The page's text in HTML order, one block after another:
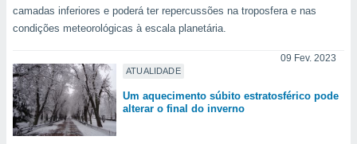
IP e
possam
seus
com
qual se
camadas inferiores e poderá ter repercussões na troposfera e nas
condições meteorológicas à escala planetária.
ATUALIDADE
09 Fev. 2023
Um aquecimento súbito estratosférico pode
alterar o final do inverno